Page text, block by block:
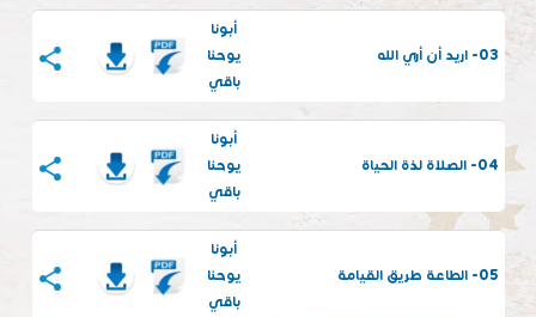
03- اريد أن أري الله
أبونا
يوحنا
باقي
04- الصلاة لذة الحياة
أبونا
يوحنا
باقي
05- الطاعة طريق القيامة
أبونا
يوحنا
باقي